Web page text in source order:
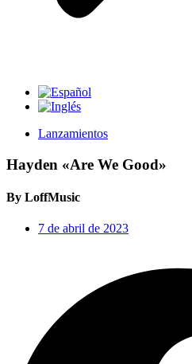
Lanzamientos
Hayden «Are We Good»
By LoffMusic
7 de abril de 2023